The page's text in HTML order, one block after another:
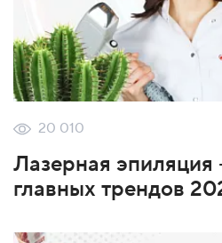
20 010
Лазерная эпиляция
главных трендов